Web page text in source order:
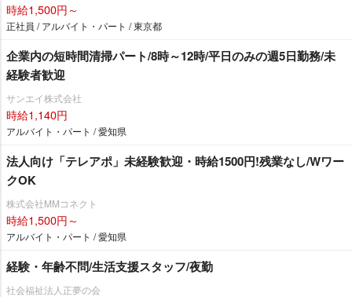
時給1,500円～
正社員 / アルバイト・パート / 東京都
企業内の短時間清掃パート/8時～12時/平日のみの週5日勤務/未
経験者歓迎
サンエイ株式会社
時給1,140円
アルバイト・パート / 愛知県
法人向け「テレアポ」未経験歓迎・時給1500円!残業なし/Wワー
クOK
株式会社MMコネクト
時給1,500円～
アルバイト・パート / 愛知県
経験・年齢不問/生活支援スタッフ/夜勤
社会福祉法人正夢の会